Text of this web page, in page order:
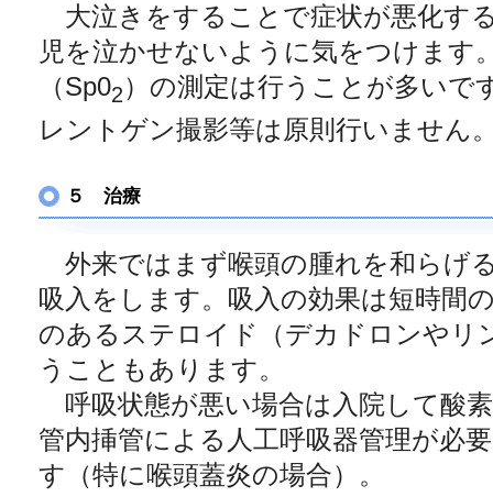
大泣きをすることで症状が悪化す
児を泣かせないように気をつけます
（Sp02 ）の測定は行うことが多いで
レントゲン撮影等は原則行いません
５ 治療
外来ではまず喉頭の腫れを和らげ
吸入をします。吸入の効果は短時間
のあるステロイド（デカドロンやリ
うこともあります。
呼吸状態が悪い場合は入院して酸
管内挿管による人工呼吸器管理が必
す（特に喉頭蓋炎の場合）。